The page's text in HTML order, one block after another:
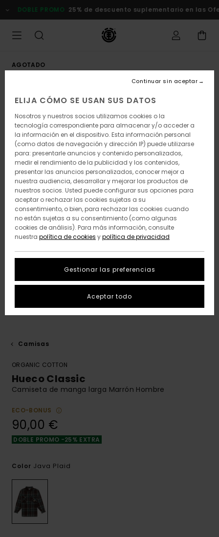
la
DOBLE PROMO 25% de descuento suplementario en las
AGOTADO
Camisas
ORGANIC COTTON
Hueco Classic
Camiseta de manga larga Marrón Hombre
ECO-BONUS
90,00 €
DOBLE PROMO -25% EXTRA
Color Java Plaid
ELIJA CÓMO SE USAN SUS DATOS
Nosotros y nuestros socios utilizamos cookies o la
tecnología correspondiente para almacenar y/o acceder a
la información en el dispositivo. Esta información personal
(como datos de navegación y dirección IP) puede utilizarse
para: presentarle anuncios y contenido personalizados,
medir el rendimiento de la publicidad y los contenidos,
presentar las anuncios personalizados, conocer mejor a
nuestra audiencia, desarrollar y mejorar los productos de
nuestros socios. Usted puede configurar sus opciones para
aceptar o rechazar las cookies sujetas a su
consentimiento, o bien, para rechazar las cookies cuando
no están sujetas a su consentimiento (como algunas
cookies de análisis). Para más información, consulte
nuestra política de cookies ypolítica de privacidad
Gestionar las preferencias
Continuar sin aceptar
Aceptar todo